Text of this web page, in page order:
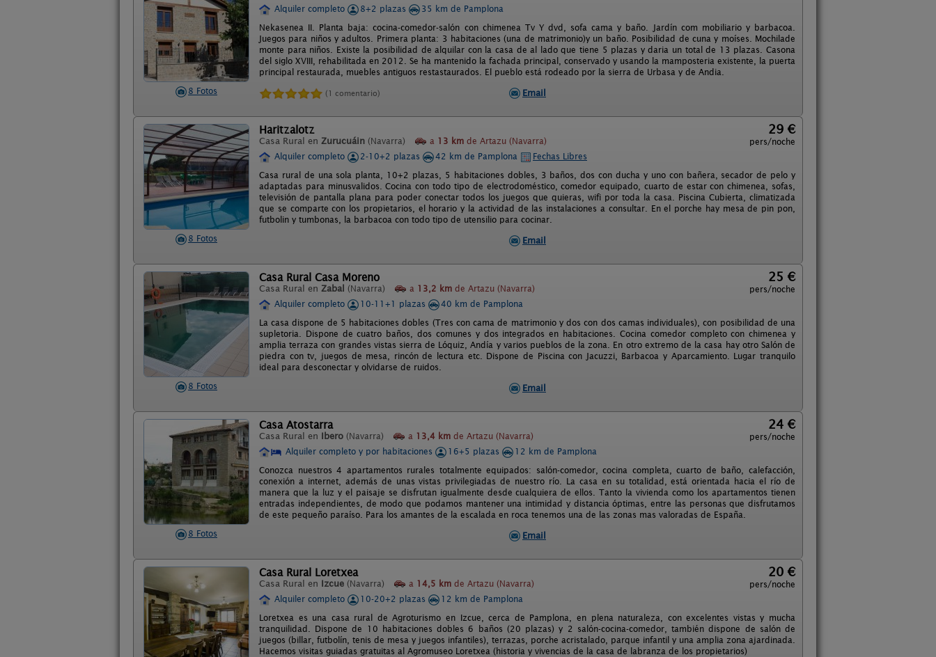
8 Fotos
Alquiler completo
8+2 plazas
35 km de Pamplona
Nekasenea II. Planta baja: cocina-comedor-salón con chimenea Tv Y dvd, sofa cama y baño. Jardín com mobiliario y barbacoa.
Juegos para niños y adultos. Primera planta: 3 habitaciones (una de matrimonio)y un baño. Posibilidad de cuna y moíses. Mochilade
monte para niños. Existe la posibilidad de alquilar con la casa de al lado que tiene 5 plazas y daria un total de 13 plazas. Casona
del siglo XVIII, rehabilitada en 2012. Se ha mantenido la fachada principal, conservado y usando la mamposteria existente, la puerta
principal restaurada, muebles antiguos restastaurados. El pueblo está rodeado por la sierra de Urbasa y de Andia.
(1 comentario) Email
8 Fotos
Haritzalotz
Casa Rural en Zurucuáin (Navarra) a 13 km de Artazu (Navarra)
29 €
pers/noche
Alquiler completo
2-10+2 plazas 42 km de Pamplona
Fechas Libres
Casa rural de una sola planta, 10+2 plazas, 5 habitaciones dobles, 3 baños, dos con ducha y uno con bañera, secador de pelo y
adaptadas para minusvalidos. Cocina con todo tipo de electrodoméstico, comedor equipado, cuarto de estar con chimenea, sofas,
televisión de pantalla plana para poder conectar todos los juegos que quieras, wifi por toda la casa. Piscina Cubierta, climatizada
que se comparte con los propietarios, el horario y la actividad de las instalaciones a consultar. En el porche hay mesa de pin pon,
futbolin y tumbonas, la barbacoa con todo tipo de utensilio para cocinar.
Email
8 Fotos
Casa Rural Casa Moreno
Casa Rural en Zabal (Navarra) a 13,2 km de Artazu (Navarra)
25 €
pers/noche
Alquiler completo
10-11+1 plazas
40 km de Pamplona
La casa dispone de 5 habitaciones dobles (Tres con cama de matrimonio y dos con dos camas individuales), con posibilidad de una
supletoria. Dispone de cuatro baños, dos comunes y dos integrados en habitaciones. Cocina comedor completo con chimenea y
amplia terraza con grandes vistas sierra de Lóquiz, Andía y varios pueblos de la zona. En otro extremo de la casa hay otro Salón de
piedra con tv, juegos de mesa, rincón de lectura etc. Dispone de Piscina con Jacuzzi, Barbacoa y Aparcamiento. Lugar tranquilo
ideal para desconectar y olvidarse de ruidos.
Email
8 Fotos
Casa Atostarra
Casa Rural en Ibero (Navarra) a 13,4 km de Artazu (Navarra)
24 €
pers/noche
Alquiler completo y por habitaciones
16+5 plazas
12 km de Pamplona
Conozca nuestros 4 apartamentos rurales totalmente equipados: salón-comedor, cocina completa, cuarto de baño, calefacción,
conexión a internet, además de unas vistas privilegiadas de nuestro río. La casa en su totalidad, está orientada hacia el río de
manera que la luz y el paisaje se disfrutan igualmente desde cualquiera de ellos. Tanto la vivienda como los apartamentos tienen
entradas independientes, de modo que podamos mantener una intimidad y distancia óptimas, entre las personas que disfrutamos
de este pequeño paraíso. Para los amantes de la escalada en roca tenemos una de las zonas mas valoradas de España.
Email
Casa Rural Loretxea
Casa Rural en Izcue (Navarra) a 14,5 km de Artazu (Navarra)
20 €
pers/noche
Alquiler completo
10-20+2 plazas
12 km de Pamplona
Loretxea es una casa rural de Agroturismo en Izcue, cerca de Pamplona, en plena naturaleza, con excelentes vistas y mucha
tranquilidad. Dispone de 10 habitaciones dobles 6 baños (20 plazas) y 2 salón-cocina-comedor, también dispone de salón de
juegos (billar, futbolín, tenis de mesa y juegos infantiles), terrazas, porche acristalado, parque infantil y una amplia zona ajardinada.
Hacemos visitas guiadas gratuitas al Agromuseo Loretxea (historia y vivencias de la casa de labranza de los propietarios)